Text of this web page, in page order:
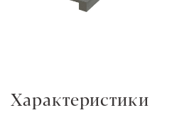
Характеристики